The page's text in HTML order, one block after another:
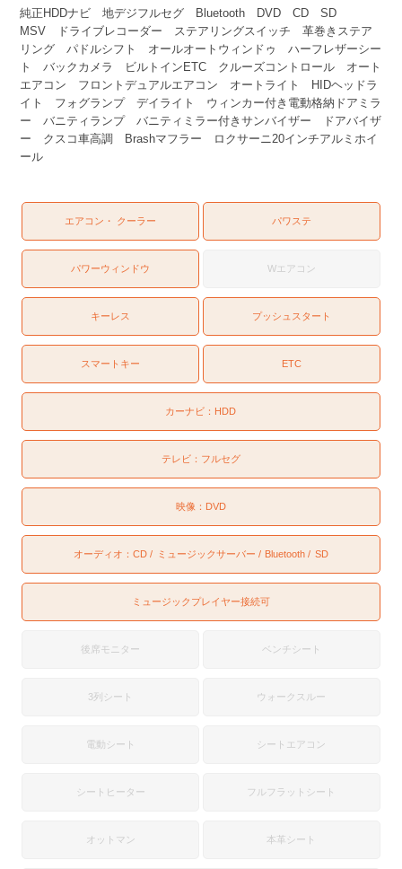
純正HDDナビ 地デジフルセグ Bluetooth DVD CD SD
MSV ドライブレコーダー ステアリングスイッチ 革巻きステア
リング パドルシフト オールオートウィンドゥ ハーフレザーシー
ト バックカメラ ビルトインETC クルーズコントロール オート
エアコン フロントデュアルエアコン オートライト HIDヘッドラ
イト フォグランプ デイライト ウィンカー付き電動格納ドアミラ
ー バニティランプ バニティミラー付きサンバイザー ドアバイザ
ー クスコ車高調 Brashマフラー ロクサーニ20インチアルミホイ
ール
エアコン・ クーラー パワステ
パワーウィンドウ Wエアコン
キーレス プッシュスタート
スマートキー ETC
カーナビ： HDD
テレビ： フルセグ
映像： DVD
オーディオ：CD ミュージックサーバー Bluetooth SD
ミュージックプレイヤー接続可
後席モニター ベンチシート
3列シート ウォークスルー
電動シート シートエアコン
シートヒーター フルフラットシート
オットマン 本革シート